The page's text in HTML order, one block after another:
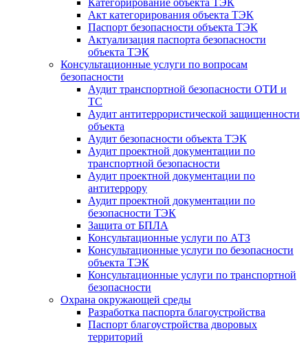
Категорирование объекта ТЭК
Акт категорирования объекта ТЭК
Паспорт безопасности объекта ТЭК
Актуализация паспорта безопасности
объекта ТЭК
Консультационные услуги по вопросам
безопасности
Аудит транспортной безопасности ОТИ и
ТС
Аудит антитеррористической защищенности
объекта
Аудит безопасности объекта ТЭК
Аудит проектной документации по
транспортной безопасности
Аудит проектной документации по
антитеррору
Аудит проектной документации по
безопасности ТЭК
Защита от БПЛА
Консультационные услуги по АТЗ
Консультационные услуги по безопасности
объекта ТЭК
Консультационные услуги по транспортной
безопасности
Охрана окружающей среды
Разработка паспорта благоустройства
Паспорт благоустройства дворовых
территорий